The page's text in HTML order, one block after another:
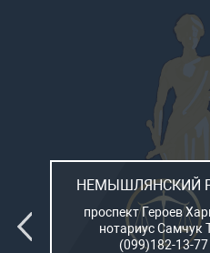
НЕМЫШЛЯНСКИЙ
проспект Героев
нотариус Самчук
(099)182-13-77